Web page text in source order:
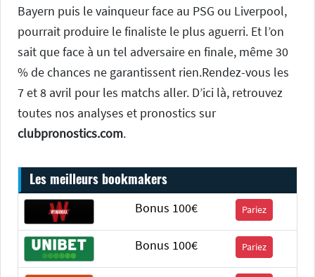
Bayern puis le vainqueur face au PSG ou Liverpool,
pourrait produire le finaliste le plus aguerri. Et l’on
sait que face à un tel adversaire en finale, même 30
% de chances ne garantissent rien.Rendez-vous les
7 et 8 avril pour les matchs aller. D’ici là, retrouvez
toutes nos analyses et pronostics sur
clubpronostics.com.
Les meilleurs bookmakers
Bonus 100€ Pariez
Bonus 100€ Pariez